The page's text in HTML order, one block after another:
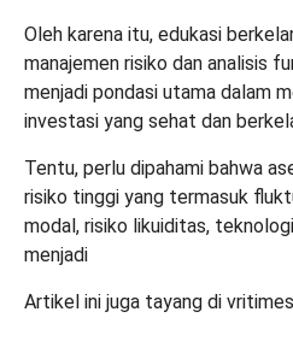
Oleh karena itu, edukasi
manajemen risiko dan analisis
menjadi pondasi utama dalam
investasi yang sehat dan
Tentu, perlu dipahami bahwa
risiko tinggi yang termasuk
modal, risiko likuiditas,
menjadi
Artikel ini juga tayang di vritimes